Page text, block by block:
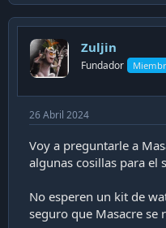
c
t
o
n
s
Zuljin
Fundador
26 Abril 2024
Voy a preguntarle a
algunas cosillas para el
No esperen un kit de
seguro que Masacre se